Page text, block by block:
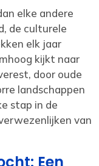
elke andere
de culturele
elk jaar
kijkt naar
door oude
landschappen
stap in de
van